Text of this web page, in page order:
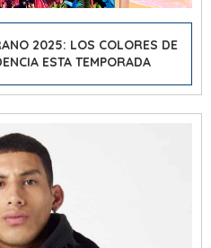
2025: LOS COLORES DE
ESTA TEMPORADA